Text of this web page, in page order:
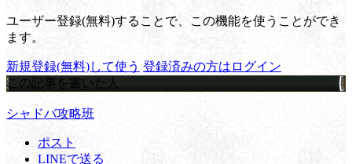
ユーザー登録(無料)することで、この機能を使うことができ
ます。
新規登録(無料)して使う 登録済みの方はログイン
この記事を書いた人
シャドバ攻略班
ポスト
LINEで送る